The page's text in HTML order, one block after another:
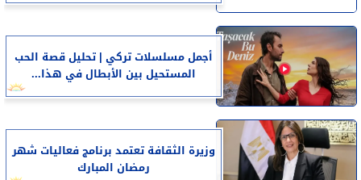
أجمل مسلسلات تركي | تحليل قصة الحب
المستحيل بين الأبطال في هذا...
وزيرة الثقافة تعتمد برنامج فعاليات شهر
رمضان المبارك